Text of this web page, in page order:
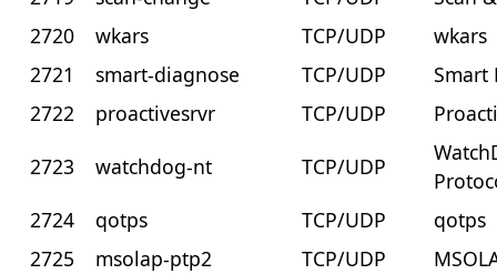
2720
wkars TCP/UDP
wkars
2721
smart-diagnose TCP/UDP
Smart
2722
proactivesrvr TCP/UDP
2723
watchdog-nt TCP/UDP
2724
qotps TCP/UDP
qotps
2725
msolap-ptp2 TCP/UDP